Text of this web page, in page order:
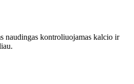
naudingas kontroliuojamas kalcio ir